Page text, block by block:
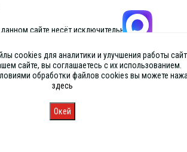
сайте несёт исключительно
определяемой положениями Статьи 437 (2) ГК
Запись
cookies для аналитики и улучшения работы
сайте, вы соглашаетесь с их использованием.
обработки файлов cookies вы можете
здесь
Окей